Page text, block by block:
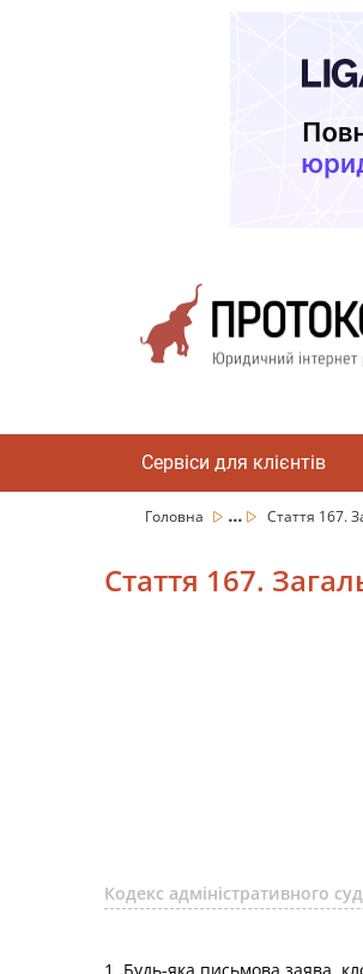
Сервіси для клієнтів
Головна ... Стаття 167.
Стаття 167.
Кодекс адміністративного